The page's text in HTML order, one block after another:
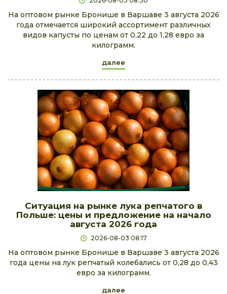
На оптовом рынке Бронише в Варшаве 3 августа 2026
года отмечается широкий ассортимент различных
видов капусты по ценам от 0,22 до 1,28 евро за
килограмм.
далее
Ситуация на рынке лука репчатого в
Польше: цены и предложение на начало
августа 2026 года
2026-08-03 08:17
На оптовом рынке Бронише в Варшаве 3 августа 2026
года цены на лук репчатый колебались от 0,28 до 0,43
евро за килограмм.
далее